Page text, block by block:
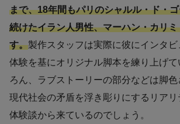
まで、18年間もパリのシャルル・ド・
続けたイラン人男性、マーハン・カリ
す。製作スタッフは実際に彼にインタ
体験を基にオリジナル脚本を練り上げ
ろん、ラブストーリーの部分などは脚色
現代社会の矛盾を浮き彫りにするリア
体験談から来ているのでしょう。